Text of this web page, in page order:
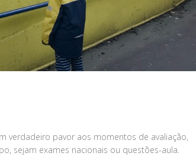
verdadeiro pavor aos momentos de avaliação,
sejam exames nacionais ou questões-aula.